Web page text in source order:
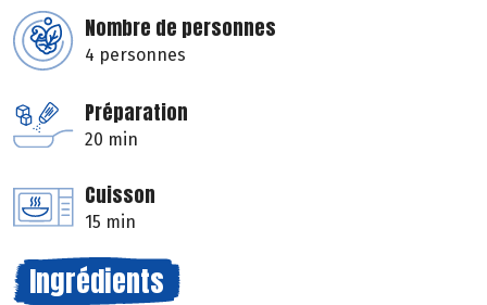
Nombre de personnes
4 personnes
Préparation
20 min
Cuisson
15 min
Ingrédients